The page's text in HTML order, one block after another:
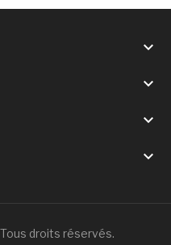
keyboard_arrow_down
keyboard_arrow_down
keyboard_arrow_down
keyboard_arrow_down
droits réservés.